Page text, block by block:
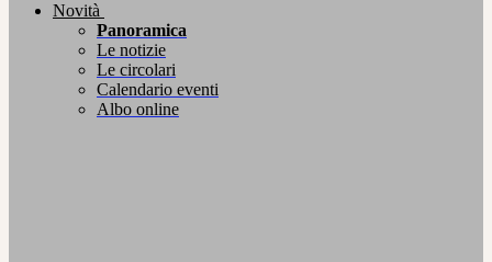
Novità
Panoramica
Le notizie
Le circolari
Calendario eventi
Albo online